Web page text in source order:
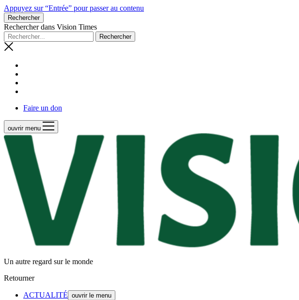
Appuyez sur “Entrée” pour passer au contenu
Rechercher
Rechercher dans Vision Times
Faire un don
ouvrir menu
Un autre regard sur le monde
Retourner
ACTUALITÉ ouvrir le menu